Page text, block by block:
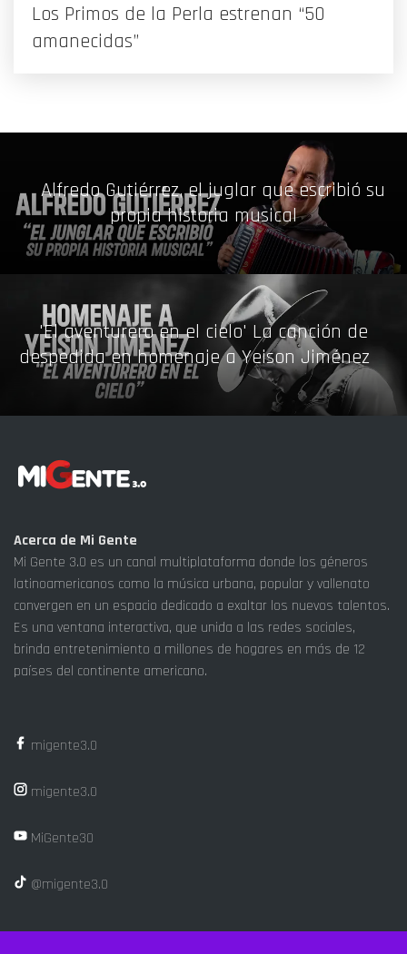
Los Primos de la Perla estrenan “50
amanecidas”
Alfredo Gutiérrez, el juglar que escribió su
propia historia musical
'El aventurero en el cielo' La canción de
despedida en homenaje a Yeison Jiménez
Acerca de Mi Gente
Mi Gente 3.0 es un canal multiplataforma donde los géneros
latinoamericanos como la música urbana, popular y vallenato
convergen en un espacio dedicado a exaltar los nuevos talentos.
Es una ventana interactiva, que unida a las redes sociales,
brinda entretenimiento a millones de hogares en más de 12
países del continente americano.
migente3.0
migente3.0
MiGente30
@migente3.0